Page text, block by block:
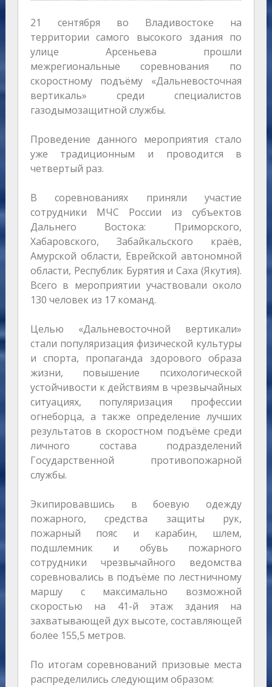
21 сентября во Владивостоке на
территории самого высокого здания по
улице Арсеньева прошли
межрегиональные соревнования по
скоростному подъёму «Дальневосточная
вертикаль» среди специалистов
газодымозащитной службы.
Проведение данного мероприятия стало
уже традиционным и проводится в
четвертый раз.
В соревнованиях приняли участие
сотрудники МЧС России из субъектов
Дальнего Востока: Приморского,
Хабаровского, Забайкальского краёв,
Амурской области, Еврейской автономной
области, Республик Бурятия и Саха (Якутия).
Всего в мероприятии участвовали около
130 человек из 17 команд.
Целью «Дальневосточной вертикали»
стали популяризация физической культуры
и спорта, пропаганда здорового образа
жизни, повышение психологической
устойчивости к действиям в чрезвычайных
ситуациях, популяризация профессии
огнеборца, а также определение лучших
результатов в скоростном подъёме среди
личного состава подразделений
Государственной противопожарной
службы.
Экипировавшись в боевую одежду
пожарного, средства защиты рук,
пожарный пояс и карабин, шлем,
подшлемник и обувь пожарного
сотрудники чрезвычайного ведомства
соревновались в подъёме по лестничному
маршу с максимально возможной
скоростью на 41-й этаж здания на
захватывающей дух высоте, составляющей
более 155,5 метров.
По итогам соревнований призовые места
распределились следующим образом: